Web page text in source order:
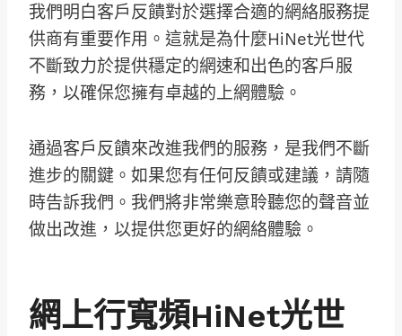
我們明白客戶反饋對於選擇合適的網絡服務提
供商有重要作用。這就是為什麼HiNet光世代
不斷致力於提供穩定的網速和出色的客戶服
務，以確保您擁有卓越的上網體驗。
通過客戶反饋來改進我們的服務，是我們不斷
進步的關鍵。如果您有任何反饋或建議，請隨
時告訴我們。我們將非常樂意聆聽您的聲音並
做出改進，以提供您更好的網絡體驗。
網上行寬頻HiNet光世